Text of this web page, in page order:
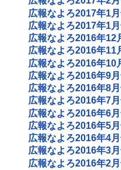
広報なよろ2017年1
広報なよろ2017年1月
広報なよろ2016年12
広報なよろ2016年11
広報なよろ2016年10
広報なよろ2016年9月
広報なよろ2016年8月
広報なよろ2016年7月
広報なよろ2016年6月
広報なよろ2016年5月
広報なよろ2016年4月
広報なよろ2016年3月
広報なよろ2016年2月